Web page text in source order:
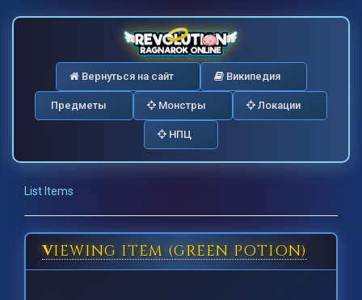
Вернуться на сайт Википедия
Предметы Монстры Локации
НПЦ
List Items
VIEWING ITEM (GREEN POTION)